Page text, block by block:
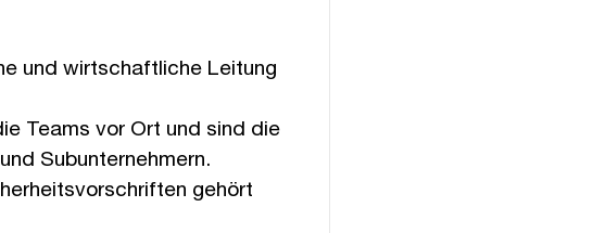
und wirtschaftliche Leitung
Teams vor Ort und sind die
Subunternehmern.
gehört